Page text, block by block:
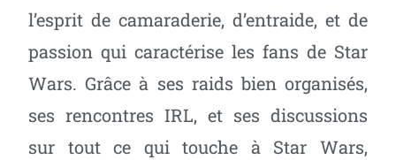
l’esprit de camaraderie, d’entraide, et de
passion qui caractérise les fans de Star
Wars. Grâce à ses raids bien organisés,
ses rencontres IRL, et ses discussions
sur tout ce qui touche à Star Wars,